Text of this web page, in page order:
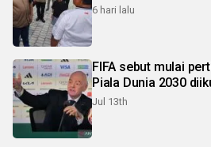
6 hari lalu
FIFA sebut mulai
Piala Dunia 2030
Jul 13th